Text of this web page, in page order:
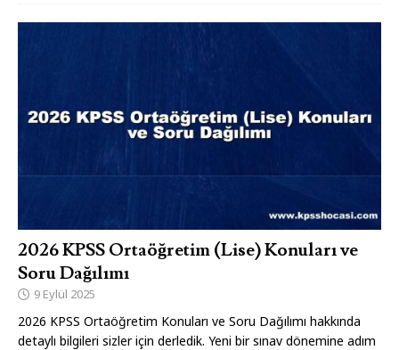
2026 KPSS Ortaöğretim (Lise) Konuları ve
Soru Dağılımı
9 Eylül 2025
2026 KPSS Ortaöğretim Konuları ve Soru Dağılımı hakkında
detaylı bilgileri sizler için derledik. Yeni bir sınav dönemine adım